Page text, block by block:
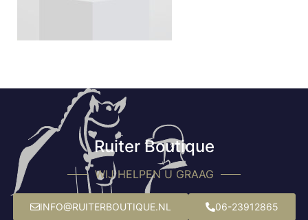
Ruiter Boutique
WIJ HELPEN U GRAAG
INFO@RUITERBOUTIQUE.NL 06-23912865